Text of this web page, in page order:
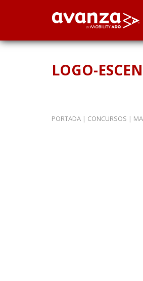
LOGO-
PORTADA | CONCURSOS |